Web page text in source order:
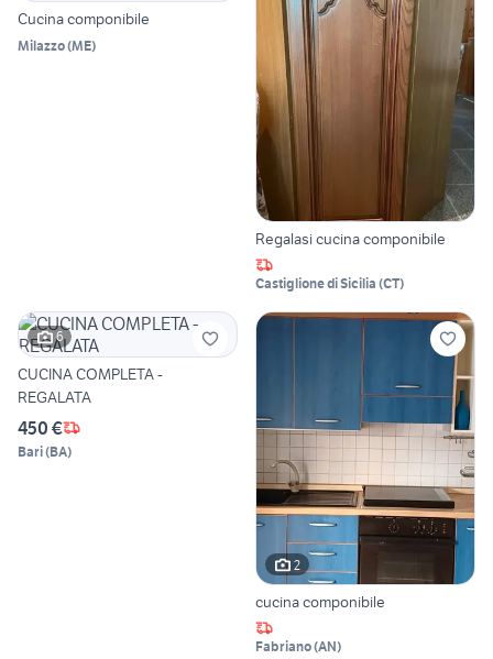
Cucina componibile
Milazzo(ME)
Regalasi cucina componibile
Castiglione di Sicilia (CT)
6
CUCINA COMPLETA -
REGALATA
450 €
Bari(BA)
2
cucina componibile
Fabriano(AN)